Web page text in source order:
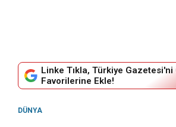
Linke Tıkla, Türkiye Gazetesi'ni
Favorilerine Ekle!
DÜNYA